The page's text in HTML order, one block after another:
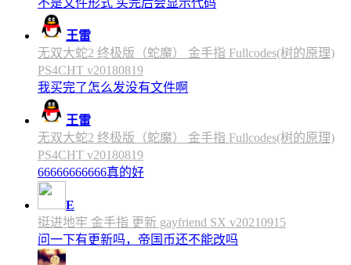
不是文件形式 买完后会显示代码
王雷
无双大蛇2 终极版（蛇魔） 金手指 Fullcodes(树的原理)
PS4CHT v20180819
我买完了怎么发没有文件啊
王雷
无双大蛇2 终极版（蛇魔） 金手指 Fullcodes(树的原理)
PS4CHT v20180819
66666666666真的好
E
挺进地牢 金手指 更新 gayfriend SX v20210915
问一下有更新吗，帝国币还不能改吗